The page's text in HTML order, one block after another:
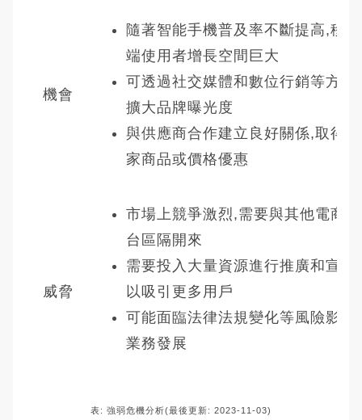
機會
隨著智能手機普及率不斷提高,移動
端使用者增長空間巨大
可透過社交媒體和數位行銷等方式
擴大品牌曝光度
與供應商合作建立良好關係,取得獨
家商品或價格優惠
威脅
市場上競爭激烈,需要與其他電商平
台區隔開來
需要投入大量資源進行推廣和宣傳
以吸引更多用戶
可能面臨法律法規變化等風險影響
業務發展
表: 強弱危機分析(最後更新: 2023-11-03)